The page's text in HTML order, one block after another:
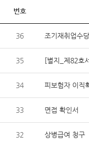
번호
36 조기재취업수
35 [별지_제82호
34 피보험자 이직
33 면접 확인서
32 상병급여 청구